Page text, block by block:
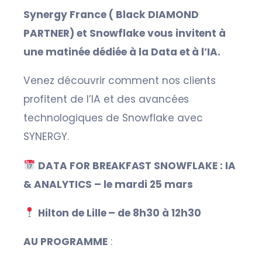
Synergy France ( Black DIAMOND
PARTNER) et Snowflake vous invitent à
une matinée dédiée à la Data et à l’IA.
Venez découvrir comment nos clients
profitent de l’IA et des avancées
technologiques de Snowflake avec
SYNERGY.
DATA FOR BREAKFAST SNOWFLAKE : IA
& ANALYTICS – le mardi 25 mars
Hilton de Lille – de 8h30 à 12h30
AU PROGRAMME :